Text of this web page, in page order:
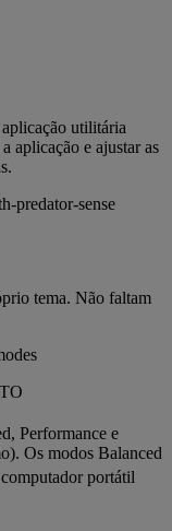
utilitária
aplicação e ajustar as
tema. Não faltam
Performance e
Os modos Balanced
portátil